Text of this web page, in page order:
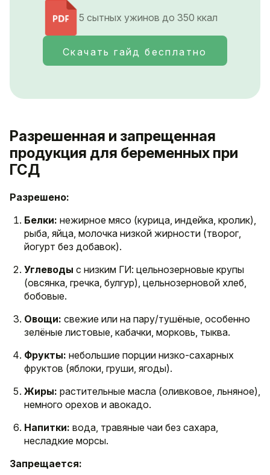
5 сытных ужинов до 350 ккал
Скачать гайд бесплатно
Разрешенная и запрещенная
продукция для беременных при
ГСД
Разрешено:
Белки: нежирное мясо (курица, индейка, кролик),
рыба, яйца, молочка низкой жирности (творог,
йогурт без добавок).
Углеводы с низким ГИ: цельнозерновые крупы
(овсянка, гречка, булгур), цельнозерновой хлеб,
бобовые.
Овощи: свежие или на пару/тушёные, особенно
зелёные листовые, кабачки, морковь, тыква.
Фрукты: небольшие порции низко-сахарных
фруктов (яблоки, груши, ягоды).
Жиры: растительные масла (оливковое, льняное),
немного орехов и авокадо.
Напитки: вода, травяные чаи без сахара,
несладкие морсы.
Запрещается: